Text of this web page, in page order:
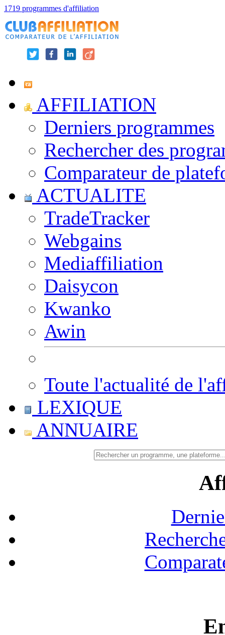
1719 programmes d'affiliation
AFFILIATION
Derniers programmes
Rechercher des
Comparateur de
ACTUALITE
TradeTracker
Webgains
Mediaffiliation
Daisycon
Kwanko
Awin
Toute l'actualité de
LEXIQUE
ANNUAIRE